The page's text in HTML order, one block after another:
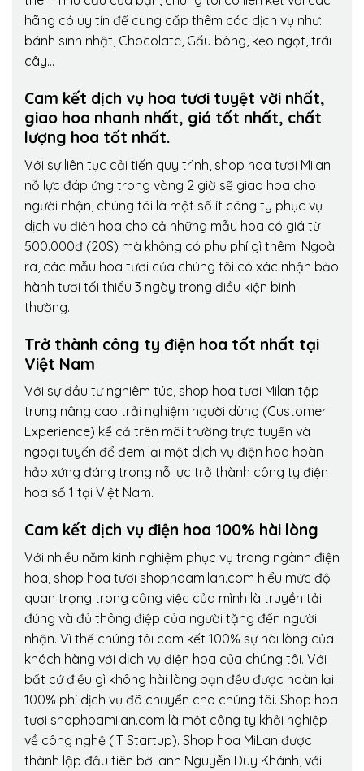
hãng có uy tín để cung cấp thêm các dịch vụ như:
bánh sinh nhật, Chocolate, Gấu bông, kẹo ngọt, trái
cây…
Cam kết dịch vụ hoa tươi tuyệt vời nhất,
giao hoa nhanh nhất, giá tốt nhất, chất
lượng hoa tốt nhất.
Với sự liên tục cải tiến quy trình, shop hoa tươi Milan
nỗ lực đáp ứng trong vòng 2 giờ sẽ giao hoa cho
người nhận, chúng tôi là một số ít công ty phục vụ
dịch vụ điện hoa cho cả những mẫu hoa có giá từ
500.000đ (20$) mà không có phụ phí gì thêm. Ngoài
ra, các mẫu hoa tươi của chúng tôi có xác nhận bảo
hành tươi tối thiểu 3 ngày trong điều kiện bình
thường.
Trở thành công ty điện hoa tốt nhất tại
Việt Nam
Với sự đầu tư nghiêm túc, shop hoa tươi Milan tập
trung nâng cao trải nghiệm người dùng (Customer
Experience) kể cả trên môi trường trực tuyến và
ngoại tuyến để đem lại một dịch vụ điện hoa hoàn
hảo xứng đáng trong nỗ lực trở thành công ty điện
hoa số 1 tại Việt Nam.
Cam kết dịch vụ điện hoa 100% hài lòng
Với nhiều năm kinh nghiệm phục vụ trong ngành điện
hoa, shop hoa tươi shophoamilan.com hiểu mức độ
quan trọng trong công việc của mình là truyền tải
đúng và đủ thông điệp của người tặng đến người
nhận. Vì thế chúng tôi cam kết 100% sự hài lòng của
khách hàng với dịch vụ điện hoa của chúng tôi. Với
bất cứ điều gì không hài lòng bạn đều được hoàn lại
100% phí dịch vụ đã chuyển cho chúng tôi. Shop hoa
tươi shophoamilan.com là một công ty khởi nghiệp
về công nghệ (IT Startup). Shop hoa MiLan được
thành lập đầu tiên bởi anh Nguyễn Duy Khánh, với